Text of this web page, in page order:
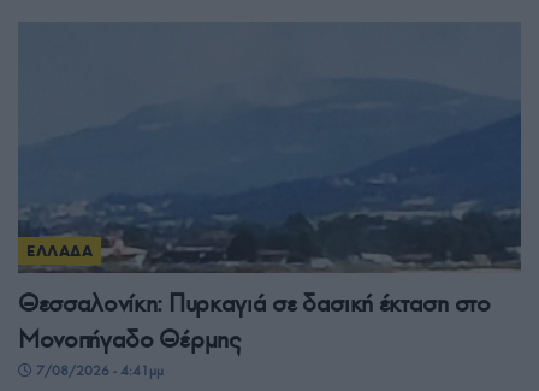
ΕΛΛΑΔΑ
Θεσσαλονίκη: Πυρκαγιά σε δασική έκταση στο
Μονοπήγαδο Θέρμης
7/08/2026 - 4:41μμ